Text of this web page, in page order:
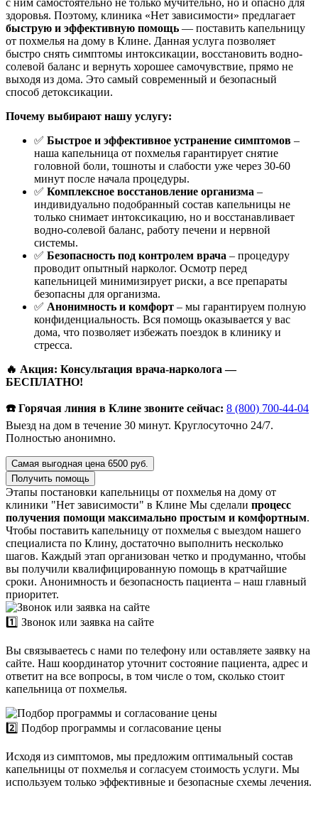
здоровья. Поэтому, клиника «Нет зависимости» предлагает
быструю и эффективную помощь — поставить капельницу
от похмелья на дому в Клине. Данная услуга позволяет
быстро снять симптомы интоксикации, восстановить водно-
солевой баланс и вернуть хорошее самочувствие, прямо не
выходя из дома. Это самый современный и безопасный
способ детоксикации.
Почему выбирают нашу услугу:
✅ Быстрое и эффективное устранение симптомов –
наша капельница от похмелья гарантирует снятие
головной боли, тошноты и слабости уже через 30-60
минут после начала процедуры.
✅ Комплексное восстановление организма –
индивидуально подобранный состав капельницы не
только снимает интоксикацию, но и восстанавливает
водно-солевой баланс, работу печени и нервной
системы.
✅ Безопасность под контролем врача – процедуру
проводит опытный нарколог. Осмотр перед
капельницей минимизирует риски, а все препараты
безопасны для организма.
✅ Анонимность и комфорт – мы гарантируем полную
конфиденциальность. Вся помощь оказывается у вас
дома, что позволяет избежать поездок в клинику и
стресса.
🔥 Акция: Консультация врача-нарколога —
БЕСПЛАТНО!
☎️ Горячая линия в Клине звоните сейчас: 8 (800) 700-44-04
Выезд на дом в течение 30 минут. Круглосуточно 24/7.
Полностью анонимно.
Самая выгодная цена 6500 руб.
Получить помощь
Этапы постановки капельницы от похмелья на дому от
клиники "Нет зависимости" в Клине Мы сделали процесс
получения помощи максимально простым и комфортным.
Чтобы поставить капельницу от похмелья с выездом нашего
специалиста по Клину, достаточно выполнить несколько
шагов. Каждый этап организован четко и продуманно, чтобы
вы получили квалифицированную помощь в кратчайшие
сроки. Анонимность и безопасность пациента – наш главный
приоритет.
1️⃣ Звонок или заявка на сайте
Вы связываетесь с нами по телефону или оставляете заявку на
сайте. Наш координатор уточнит состояние пациента, адрес и
ответит на все вопросы, в том числе о том, сколько стоит
капельница от похмелья.
2️⃣ Подбор программы и согласование цены
Исходя из симптомов, мы предложим оптимальный состав
капельницы от похмелья и согласуем стоимость услуги. Мы
используем только эффективные и безопасные схемы лечения.